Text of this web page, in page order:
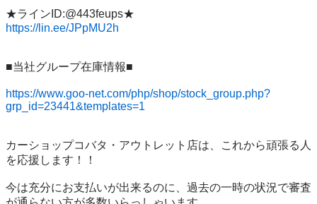
https://lin.ee/JPpMU2h
■当社グループ在庫情報■
https://www.goo-net.com/php/shop/stock_group.php?
grp_id=23441&templates=1
カーショップコバタ・アウトレット店は、これから頑張る人
を応援します！！
今は充分にお支払いが出来るのに、過去の一時の状況で審査